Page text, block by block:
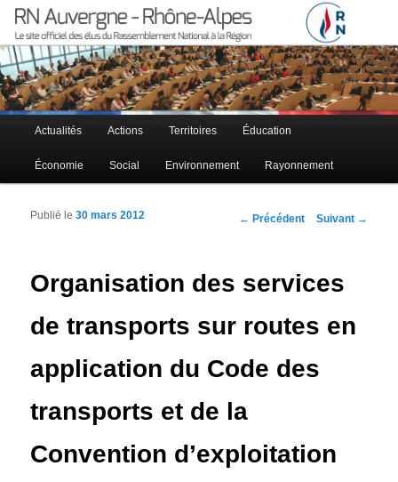
RN Auvergne – Rhône-Alpes
Le site officiel des élus RN à la région Auvergne – Rhône-Alpes
Menu principal
Aller au contenu principal
Aller au contenu secondaire
Actualités Actions Territoires Éducation
Économie Social Environnement Rayonnement
Navigation des articles
← Précédent Suivant →
Organisation des services
de transports sur routes en
application du Code des
transports et de la
Convention d’exploitation
Publié le30 mars 2012